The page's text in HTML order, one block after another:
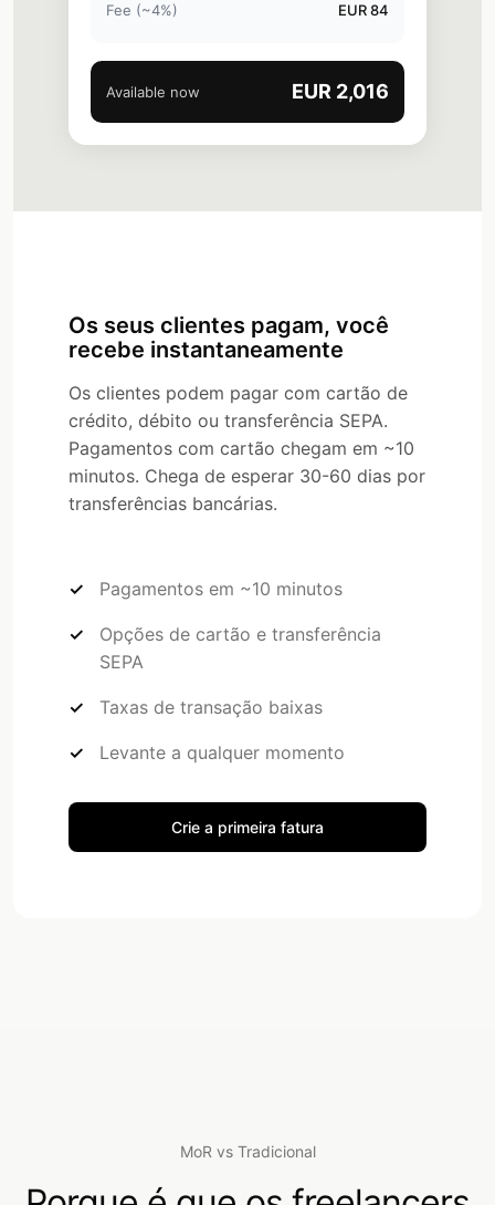
Fee (~4%)
EUR 84
Available now EUR 2,016
Os seus clientes pagam, você
recebe instantaneamente
Os clientes podem pagar com cartão de
crédito, débito ou transferência SEPA.
Pagamentos com cartão chegam em ~10
minutos. Chega de esperar 30-60 dias por
transferências bancárias.
Pagamentos em ~10 minutos
Opções de cartão e transferência
SEPA
Taxas de transação baixas
Levante a qualquer momento
Crie a primeira fatura
MoR vs Tradicional